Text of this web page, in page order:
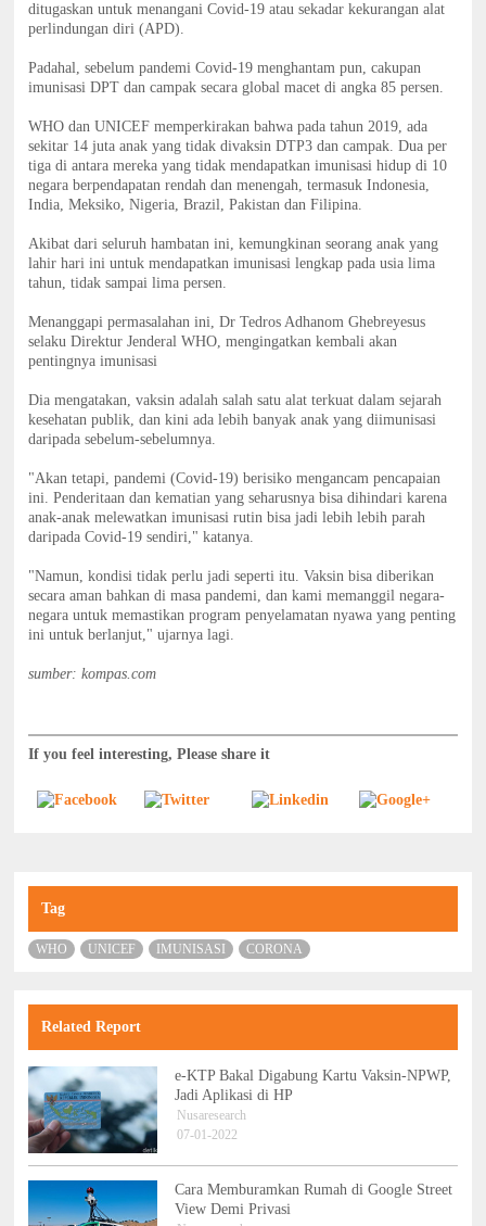
ditugaskan untuk menangani Covid-19 atau sekadar kekurangan alat
perlindungan diri (APD).
Padahal, sebelum pandemi Covid-19 menghantam pun, cakupan
imunisasi DPT dan campak secara global macet di angka 85 persen.
WHO dan UNICEF memperkirakan bahwa pada tahun 2019, ada
sekitar 14 juta anak yang tidak divaksin DTP3 dan campak. Dua per
tiga di antara mereka yang tidak mendapatkan imunisasi hidup di 10
negara berpendapatan rendah dan menengah, termasuk Indonesia,
India, Meksiko, Nigeria, Brazil, Pakistan dan Filipina.
Akibat dari seluruh hambatan ini, kemungkinan seorang anak yang
lahir hari ini untuk mendapatkan imunisasi lengkap pada usia lima
tahun, tidak sampai lima persen.
Menanggapi permasalahan ini, Dr Tedros Adhanom Ghebreyesus
selaku Direktur Jenderal WHO, mengingatkan kembali akan
pentingnya imunisasi
Dia mengatakan, vaksin adalah salah satu alat terkuat dalam sejarah
kesehatan publik, dan kini ada lebih banyak anak yang diimunisasi
daripada sebelum-sebelumnya.
"Akan tetapi, pandemi (Covid-19) berisiko mengancam pencapaian
ini. Penderitaan dan kematian yang seharusnya bisa dihindari karena
anak-anak melewatkan imunisasi rutin bisa jadi lebih lebih parah
daripada Covid-19 sendiri," katanya.
"Namun, kondisi tidak perlu jadi seperti itu. Vaksin bisa diberikan
secara aman bahkan di masa pandemi, dan kami memanggil negara-
negara untuk memastikan program penyelamatan nyawa yang penting
ini untuk berlanjut," ujarnya lagi.
sumber: kompas.com
If you feel interesting, Please share it
Tag
WHO UNICEF IMUNISASI CORONA
Related Report
e-KTP Bakal Digabung Kartu Vaksin-NPWP,
Jadi Aplikasi di HP
Nusaresearch
07-01-2022
Cara Memburamkan Rumah di Google Street
View Demi Privasi